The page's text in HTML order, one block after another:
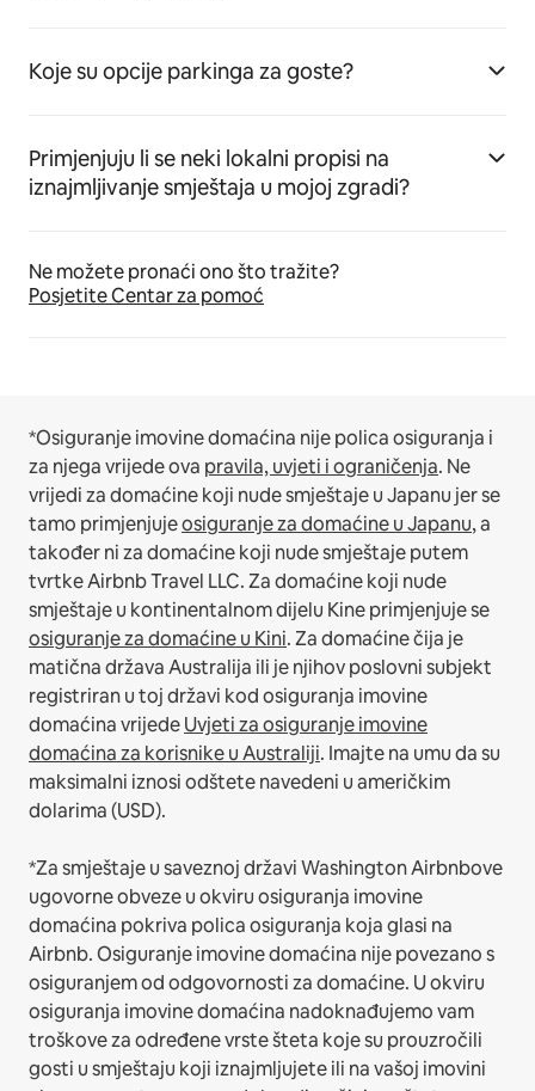
Koje su opcije parkinga za goste?
Primjenjuju li se neki lokalni propisi na
iznajmljivanje smještaja u mojoj zgradi?
Ne možete pronaći ono što tražite?
Posjetite Centar za pomoć
*Osiguranje imovine domaćina nije polica osiguranja i
za njega vrijede ova pravila, uvjeti i ograničenja. Ne
vrijedi za domaćine koji nude smještaje u Japanu jer se
tamo primjenjujeosiguranje za domaćine u Japanu, a
također ni za domaćine koji nude smještaje putem
tvrtke Airbnb Travel LLC.Za domaćine koji nude
smještaje u kontinentalnom dijelu Kine primjenjuje se
osiguranje za domaćine u Kini.Za domaćine čija je
matična država Australija ili je njihov poslovni subjekt
registriran u toj državi kod osiguranja imovine
domaćina vrijedeUvjeti za osiguranje imovine
domaćina za korisnike u Australiji. Imajte na umu da su
maksimalni iznosi odštete navedeni u američkim
dolarima (USD).
*Za smještaje u saveznoj državi Washington Airbnbove
ugovorne obveze u okviru osiguranja imovine
domaćina pokriva polica osiguranja koja glasi na
Airbnb. Osiguranje imovine domaćina nije povezano s
osiguranjem od odgovornosti za domaćine. U okviru
osiguranja imovine domaćina nadoknađujemo vam
troškove za određene vrste šteta koje su prouzročili
gosti u smještaju koji iznajmljujete ili na vašoj imovini